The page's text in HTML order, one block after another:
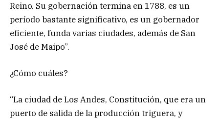
Reino. Su gobernación termina en 1788, es un
período bastante significativo, es un gobernador
eficiente, funda varias ciudades, además de San
José de Maipo”.
¿Cómo cuáles?
“La ciudad de Los Andes, Constitución, que era un
puerto de salida de la producción triguera, y